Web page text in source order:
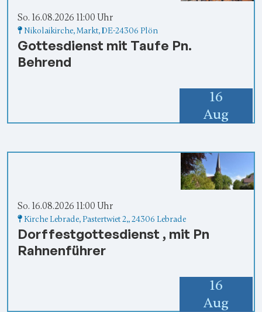
So. 16.08.2026 11:00 Uhr
Nikolaikirche, Markt,DE-24306 Plön
Gottesdienst mit Taufe Pn.
Behrend
16
Aug
So. 16.08.2026 11:00 Uhr
Kirche Lebrade, Pastertwiet 2,,24306 Lebrade
Dorffestgottesdienst , mit Pn
Rahnenführer
16
Aug